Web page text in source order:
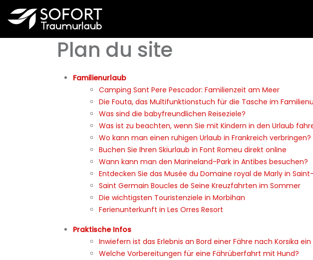
Plan du site
Familienurlaub
Camping Sant Pere Pescador: Familienzeit am Meer
Die Fouta, das Multifunktionstuch für die Tasche im
Was sind die babyfreundlichen Reiseziele?
Was ist zu beachten, wenn Sie mit Kindern in den Urlaub
Wo kann man einen ruhigen Urlaub in Frankreich verbringen?
Buchen Sie Ihren Skiurlaub in Font Romeu direkt online
Wann kann man den Marineland-Park in Antibes besuchen?
Entdecken Sie das Musée du Domaine royal de Marly in
Saint Germain Boucles de Seine Kreuzfahrten im Sommer
Die wichtigsten Touristenziele in Morbihan
Ferienunterkunft in Les Orres Resort
Praktische Infos
Inwiefern ist das Erlebnis an Bord einer Fähre nach Korsika
Welche Vorbereitungen für eine Fährüberfahrt mit Hund?